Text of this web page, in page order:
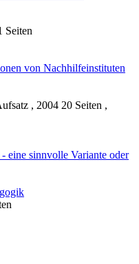
Seiten
von Nachhilfeinstituten
, 2004 20 Seiten ,
eine sinnvolle Variante oder